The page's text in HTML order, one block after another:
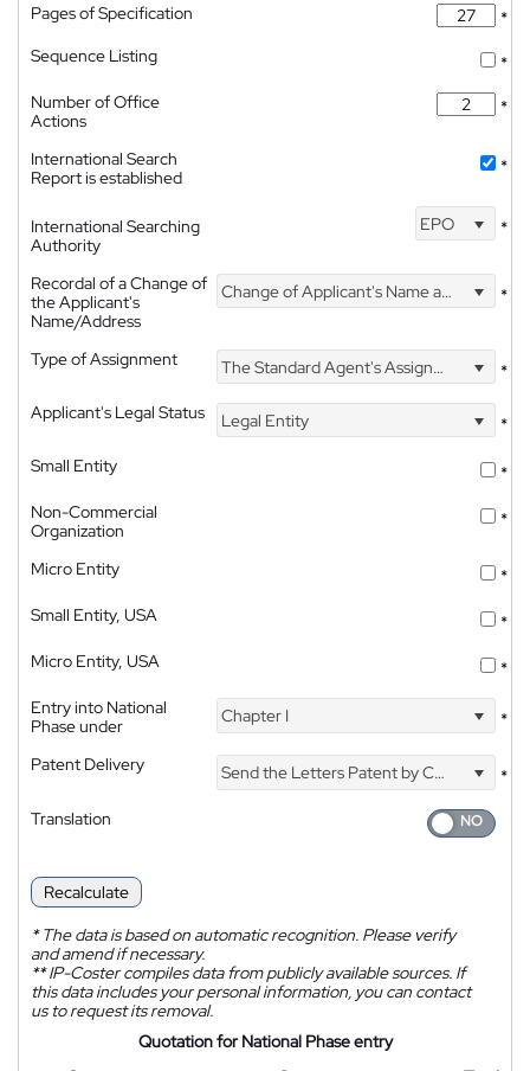
Pages of Specification
*
Sequence Listing
*
Number of Office
Actions
*
International Search
Report is established
*
International Searching
Authority
EPO *
Recordal of a Change of
the Applicant's
Name/Address
Change of Applicant's Name and Address *
Type of Assignment The Standard Agent's Assignment
*
Applicant's Legal Status
Legal Entity
*
Small Entity
*
Non-Commercial
Organization
*
Micro Entity
*
Small Entity, USA
*
Micro Entity, USA
*
Entry into National
Phase under
Chapter I *
Patent Delivery Send the Letters Patent by Courier
*
Translation
Recalculate
*The data is based on automatic recognition. Please verify
and amend if necessary.
**IP-Coster compiles data from publicly available sources. If
this data includes your personal information, you can contact
us to request its removal.
Quotation for National Phase entry